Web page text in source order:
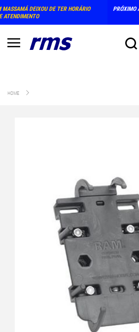
PRÓXIMO ATENDIMENTO PRESENCIAL NA LOJA:
HOME